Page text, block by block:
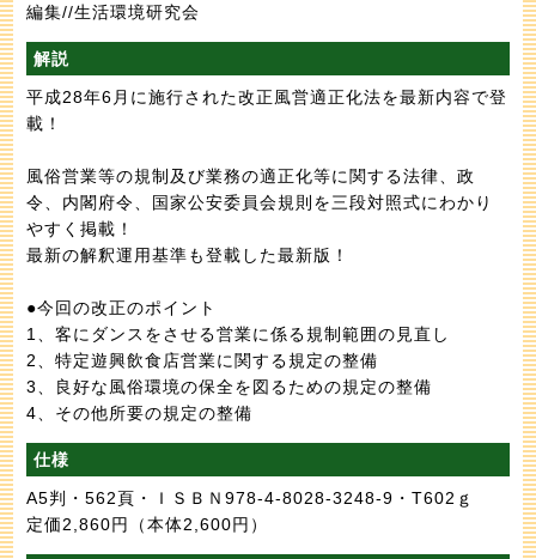
編集//生活環境研究会
解説
平成28年6月に施行された改正風営適正化法を最新内容で登
載！
風俗営業等の規制及び業務の適正化等に関する法律、政
令、内閣府令、国家公安委員会規則を三段対照式にわかり
やすく掲載！
最新の解釈運用基準も登載した最新版！
●今回の改正のポイント
1、客にダンスをさせる営業に係る規制範囲の見直し
2、特定遊興飲食店営業に関する規定の整備
3、良好な風俗環境の保全を図るための規定の整備
4、その他所要の規定の整備
仕様
A5判・562頁・ＩＳＢＮ978-4-8028-3248-9・T602ｇ
定価2,860円
（本体2,600円）